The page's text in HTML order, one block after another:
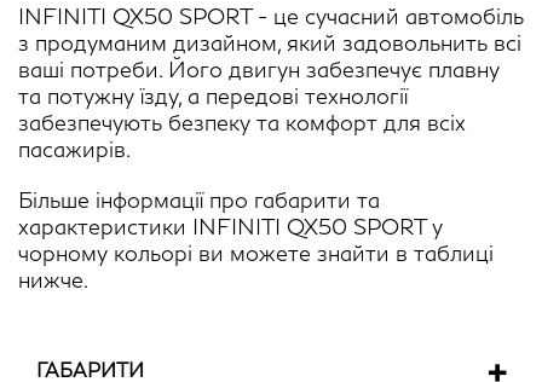
INFINITI QX50 SPORT - це сучасний автомобіль
з продуманим дизайном, який задовольнить всі
ваші потреби. Його двигун забезпечує плавну
та потужну їзду, а передові технології
забезпечують безпеку та комфорт для всіх
пасажирів.
Більше інформації про габарити та
характеристики INFINITI QX50 SPORT у
чорному кольорі ви можете знайти в таблиці
нижче.
ГАБАРИТИ